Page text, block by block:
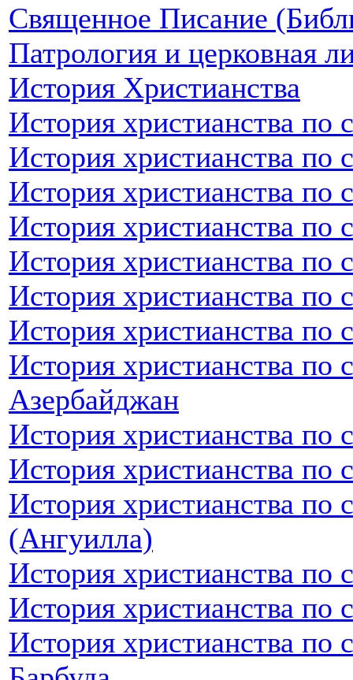
Священное Писание
Патрология и церковная
История Христианства
История христианства по
История христианства по
История христианства по
История христианства
История христианства
История христианства по
История христианства по
История христианства по
Азербайджан
История христианства по
История христианства
История христианства по
(Ангуилла)
История христианства по
История христианства
История христианства по